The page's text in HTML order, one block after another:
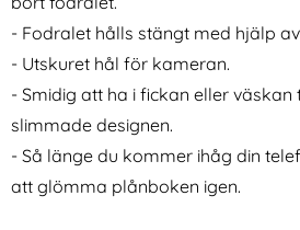
- Fodralet hålls stängt med hjälp
- Utskuret hål för kameran.
- Smidig att ha i fickan eller väskan
slimmade designen.
- Så länge du kommer ihåg din
att glömma plånboken igen.